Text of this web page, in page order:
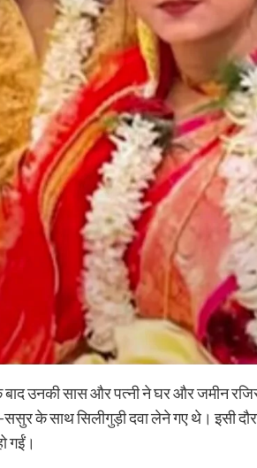
बाद उनकी सास और पत्नी ने घर और जमीन
के साथ सिलीगुड़ी दवा लेने गए थे। इसी
गईं।